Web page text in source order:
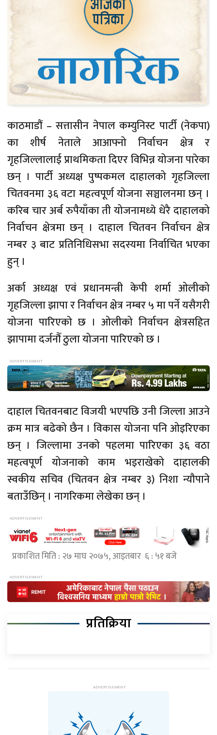
काठमाडौं – सत्तासीन नेपाल कम्युनिस्ट पार्टी (नेकपा)
का शीर्ष नेताले आआफ्नो निर्वाचन क्षेत्र र
गृहजिल्लालाई प्राथमिकता दिएर विभिन्न योजना पारेका
छन् । पार्टी अध्यक्ष पुष्पकमल दाहालको गृहजिल्ला
चितवनमा ३६ वटा महत्वपूर्ण योजना सञ्चालनमा छन् ।
करिब चार अर्ब रुपैयाँका ती योजनामध्ये धेरै दाहालको
निर्वाचन क्षेत्रमा छन् । दाहाल चितवन निर्वाचन क्षेत्र
नम्बर ३ बाट प्रतिनिधिसभा सदस्यमा निर्वाचित भएका
हुन् ।
अर्का अध्यक्ष एवं प्रधानमन्त्री केपी शर्मा ओलीको
गृहजिल्ला झापा र निर्वाचन क्षेत्र नम्बर ५ मा पर्ने यसैगरी
योजना पारिएको छ । ओलीको निर्वाचन क्षेत्रसहित
झापामा दर्जनौँ ठुला योजना पारिएको छ ।
दाहाल चितवनबाट विजयी भएपछि उनी जिल्ला आउने
क्रम मात्र बढेको छैन । विकास योजना पनि ओइरिएका
छन् । जिल्लामा उनको पहलमा पारिएका ३६ वठा
महत्वपूर्ण योजनाको काम भइराखेको दाहालकी
स्वकीय सचिव (चितवन क्षेत्र नम्बर ३) निशा न्यौपाने
बताउँछिन् । नागरिकमा लेखेका छन् ।
प्रकाशित मिति : २७ माघ २०७५, आइतबार ६ : ५१ बजे
प्रतिक्रिया